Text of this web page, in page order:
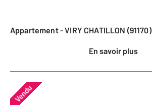
Appartement - VIRY CHATILLON (91170)
En savoir plus
Vendu